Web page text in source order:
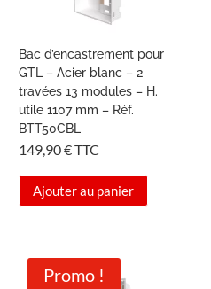
Bac d’encastrement pour
GTL – Acier blanc – 2
travées 13 modules – H.
utile 1107 mm – Réf.
BTT50CBL
149,90€TTC
Ajouter au panier
Promo !